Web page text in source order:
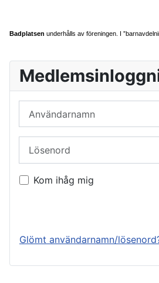
Badplatsen underhålls av föreningen. I
Kom ihåg mig
Glömt användarnamn/